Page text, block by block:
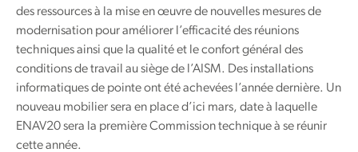
des ressources à la mise en œuvre de nouvelles mesures de
modernisation pour améliorer l’efficacité des réunions
techniques ainsi que la qualité et le confort général des
conditions de travail au siège de l’AISM. Des installations
informatiques de pointe ont été achevées l’année dernière. Un
nouveau mobilier sera en place d’ici mars, date à laquelle
ENAV20 sera la première Commission technique à se réunir
cette année.